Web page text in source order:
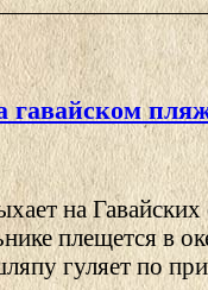
на
плещется в
гуляет по